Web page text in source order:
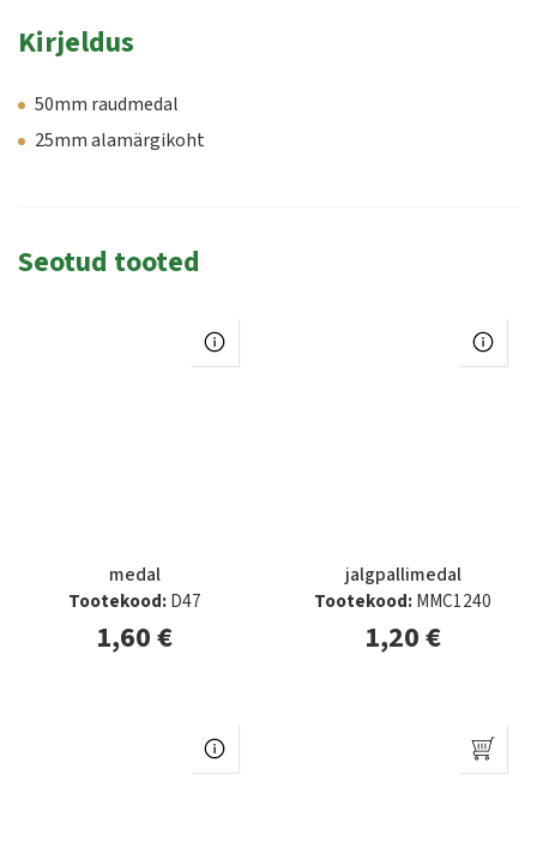
Kirjeldus
50mm raudmedal
25mm alamärgikoht
Seotud tooted
medal
Tootekood:D47
1,60€
jalgpallimedal
Tootekood:MMC1240
1,20€